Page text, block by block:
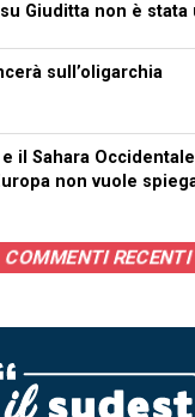
Giuditta non è stata
sull’oligarchia
il Sahara
non vuole
COMMENTI RECENTI